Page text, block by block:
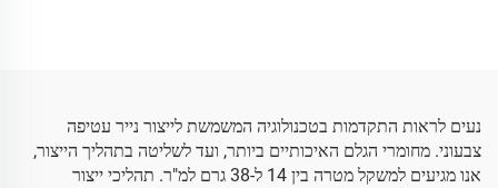
נעים לראות התקדמות בטכנולוגיה המשמשת לייצור נייר עטיפה
צבעוני. מחומרי הגלם האיכותיים ביותר, ועד לשליטה בתהליך הייצור,
אנו מגיעים למשקל מטרה בין 14 ל-38 גרם למ"ר. תהליכי ייצור